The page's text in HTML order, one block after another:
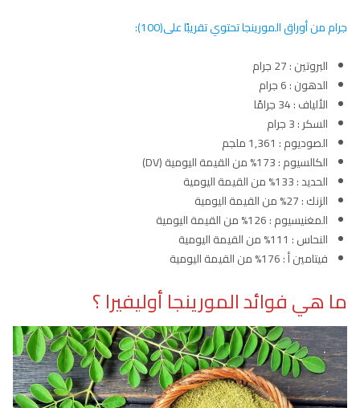
جرام من أوراق المورينجا تحتوي تقريبًا على(100):
البروتين : 27 جرام
الدهون : 6 جرام
الألياف : 34 جرامًا
السكر : 3 جرام
الصوديوم : 1,361 ملجم
الكالسيوم : 173% من القيمة اليومية (DV)
الحديد : 133% من القيمة اليومية
الزنك : 27% من القيمة اليومية
المغنيسيوم : 126% من القيمة اليومية
النحاس : 111% من القيمة اليومية
فيتامين أ : 176% من القيمة اليومية
ما هي فوائد المورينجا أوليفيرا ؟